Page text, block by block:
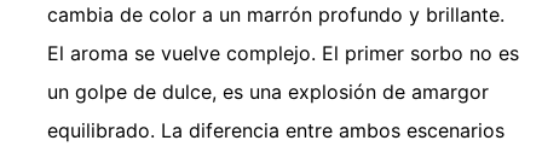
cambia de color a un marrón profundo y brillante.
El aroma se vuelve complejo. El primer sorbo no es
un golpe de dulce, es una explosión de amargor
equilibrado. La diferencia entre ambos escenarios